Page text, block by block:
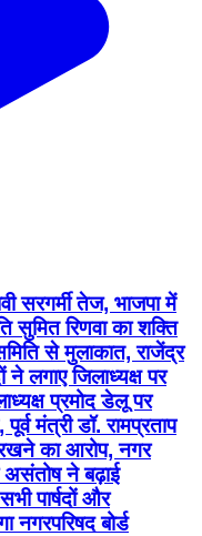
तेज, भाजपा में
सुमित रिणवा का शक्ति
से मुलाकात, राजेंद्र
लगाए जिलाध्यक्ष पर
प्रमोद डेलू पर
मंत्री डॉ. रामप्रताप
का आरोप, नगर
ने बढ़ाई
पार्षदों और
बोर्ड